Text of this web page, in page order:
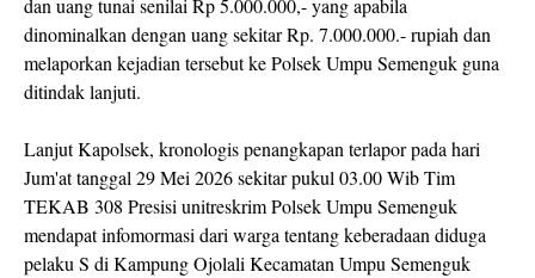
dan uang tunai senilai Rp 5.000.000,- yang apabila
dinominalkan dengan uang sekitar Rp. 7.000.000.- rupiah dan
melaporkan kejadian tersebut ke Polsek Umpu Semenguk guna
ditindak lanjuti.
Lanjut Kapolsek, kronologis penangkapan terlapor pada hari
Jum'at tanggal 29 Mei 2026 sekitar pukul 03.00 Wib Tim
TEKAB 308 Presisi unitreskrim Polsek Umpu Semenguk
mendapat infomormasi dari warga tentang keberadaan diduga
pelaku S di Kampung Ojolali Kecamatan Umpu Semenguk